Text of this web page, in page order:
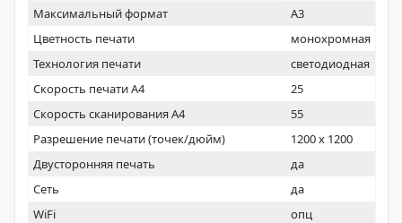
Максимальный формат
A3
Цветность печати
монохромная
Технология печати
светодиодная
Скорость печати А4
25
Скорость сканирования А4
55
Разрешение печати (точек/дюйм)
1200 x 1200
Двусторонняя печать
да
Сеть
да
WiFi
опц